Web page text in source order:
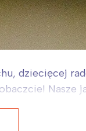
dziecięcej
Nasze